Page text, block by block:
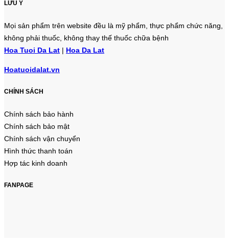
LƯU Ý
Mọi sản phẩm trên website đều là mỹ phẩm, thực phẩm chức năng,
không phải thuốc, không thay thế thuốc chữa bệnh
Hoa Tuoi Da Lat | Hoa Da Lat
Hoatuoidalat.vn
CHÍNH SÁCH
Chính sách bảo hành
Chính sách bảo mật
Chính sách vận chuyển
Hình thức thanh toán
Hợp tác kinh doanh
FANPAGE